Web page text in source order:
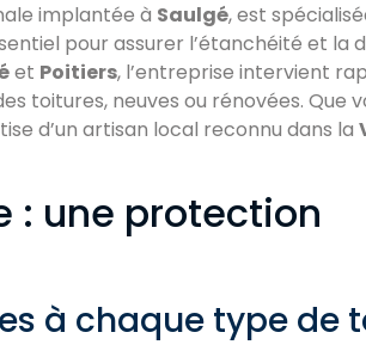
implantée à Saulgé, est
pour assurer l’étanchéité et la
et Poitiers, l’entreprise intervient
toitures, neuves ou rénovées. Que
d’un artisan local reconnu dans la
: une protection
à chaque type de